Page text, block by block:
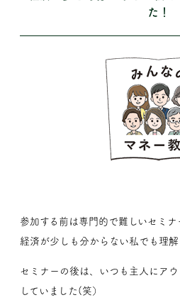
た！
参加する前は専門的で難しいセミナ
経済が少しも分からない私でも理解
セミナーの後は、いつも主人にア
していました(笑）